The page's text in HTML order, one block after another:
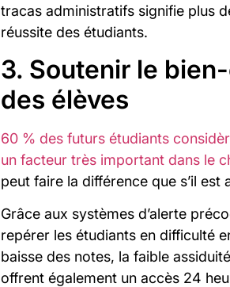
tracas administratifs signifie plus
réussite des étudiants.
3. Soutenir le
des élèves
60 % des futurs étudiants
un facteur très important dans le
peut faire la différence que s’il est
Grâce aux systèmes d’alerte
repérer les étudiants en difficulté
baisse des notes, la faible
offrent également un accès 24